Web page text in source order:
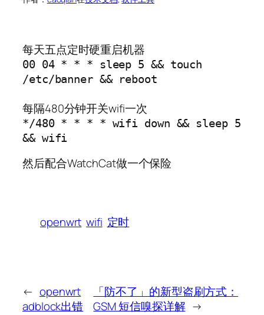
每天五点定时硬重启机器
00 04 * * * sleep 5 && touch
/etc/banner && reboot
每隔480分钟开关wifi一次
*/480 * * * * wifi down && sleep 5
&& wifi
然后配合WatchCat做一个保险
openwrt wifi 定时
← openwrt
adblock出错
「防不了」的新型盗刷方式：
GSM 短信嗅探详解 →